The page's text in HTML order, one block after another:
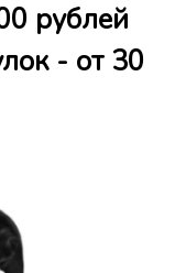
рублей
- от 30